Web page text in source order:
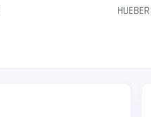
HUEBER